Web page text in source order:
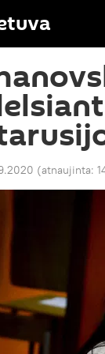
(atnaujinta: